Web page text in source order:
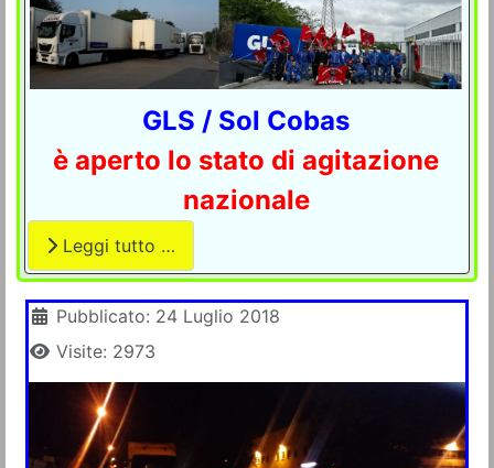
GLS / Sol Cobas
è aperto lo stato di agitazione
nazionale
Leggi tutto …
Dettagli
Pubblicato: 24 Luglio 2018
Visite: 2973